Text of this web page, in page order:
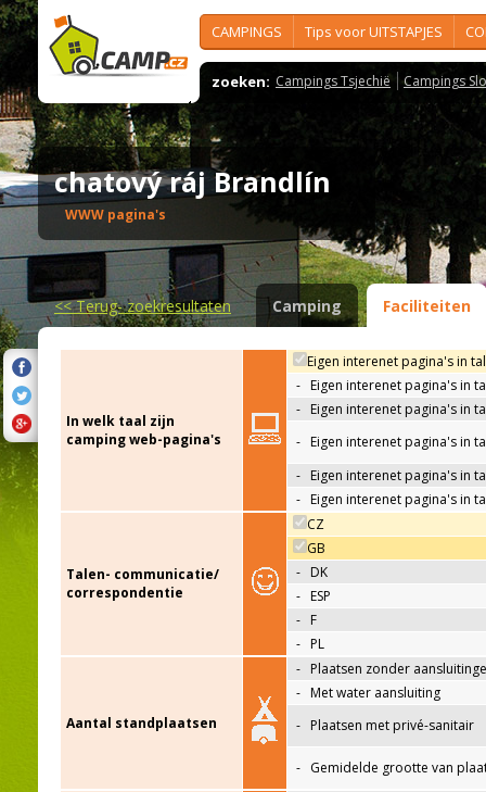
CAMPINGS Tips voor UITSTAPJES
zoeken: Campings Tsjechië Campings
chatový ráj Brandlín
WWW pagina's
<<Terug- zoekresultaten Camping Faciliteiten
In welk taal zijn
camping web-pagina's
Eigen interenet pagina's in
- Eigen interenet pagina's in
- Eigen interenet pagina's in
- Eigen interenet pagina's in
- Eigen interenet pagina's in
- Eigen interenet pagina's in
Talen- communicatie/
correspondentie
CZ
GB
- DK
- ESP
- F
- PL
Aantal standplaatsen
- Plaatsen zonder
- Met water aansluiting
- Plaatsen met privé-sanitair
- Gemidelde grootte van